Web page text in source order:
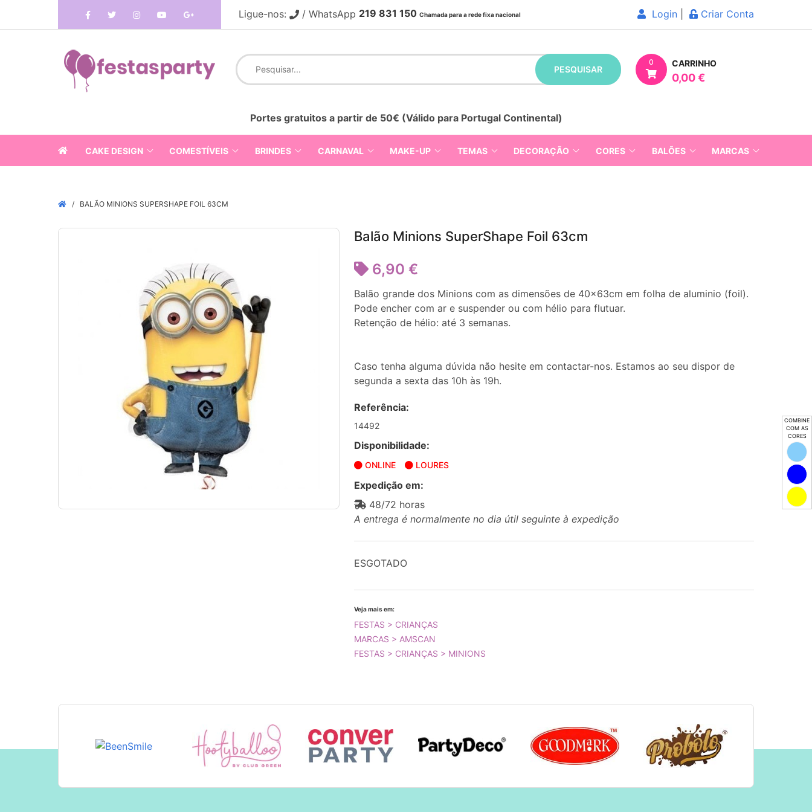
COMBINE
COM AS
CORES
Ligue-nos: / WhatsApp 219 831 150 Chamada para a rede fixa nacional Login Criar Conta
PESQUISAR
0 CARRINHO
0,00 €
Portes gratuitos a partir de 50€ (Válido para Portugal Continental)
CAKE DESIGN COMESTÍVEIS BRINDES CARNAVAL MAKE-UP TEMAS DECORAÇÃO CORES BALÕES MARCAS
BALÃO MINIONS SUPERSHAPE FOIL 63CM
Balão Minions SuperShape Foil 63cm
6,90 €
Balão grande dos Minions com as dimensões de 40x63cm em folha de aluminio (foil).
Pode encher com ar e suspender ou com hélio para flutuar.
Retenção de hélio: até 3 semanas.
Caso tenha alguma dúvida não hesite em contactar-nos. Estamos ao seu dispor de
segunda a sexta das 10h às 19h.
Referência:
14492
Disponibilidade:
ONLINE LOURES
Expedição em:
48/72 horas
A entrega é normalmente no dia útil seguinte à expedição
ESGOTADO
Veja mais em:
FESTAS > CRIANÇAS
MARCAS > AMSCAN
FESTAS > CRIANÇAS > MINIONS